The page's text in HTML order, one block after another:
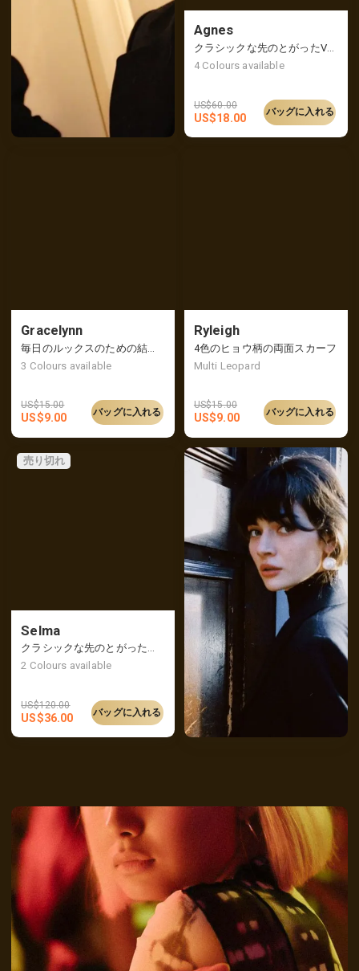
Agnes
クラシックな先のとがったVカットフラット
4 Colours available
US$60.00
US$18.00 バッグに入れる
Gracelynn
3 Colours available
US$15.00
US$9.00 バッグに入れる
Ryleigh
4色のヒョウ柄の両面スカーフ
Multi Leopard
US$15.00
US$9.00 バッグに入れる
売り切れ
Selma
クラシックな先のとがったアンクルブーツ、テクスチャの詳細
2 Colours available
US$120.00
US$36.00 バッグに入れる